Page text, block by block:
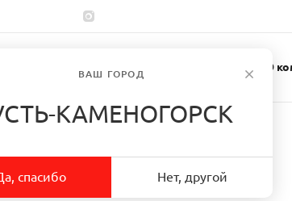
ВАШ ГОРОД
КАМЕНОГОРСК
спасибо Нет, другой
О
XL, 12/CASE